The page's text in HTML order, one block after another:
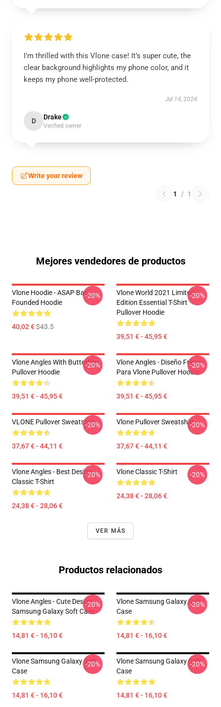
I’m thrilled with this Vlone case! It’s super cute, the
clear background highlights my phone color, and it
keeps my phone well-protected.
Jul 14, 2024
D Drake
Verified owner
Write your review
1 / 1
Mejores vendedores de productos
Vlone Hoodie - ASAP Bari
Founded Hoodie
40,02 €$43.5
-20%
Vlone World 2021 Limited
Edition Essential T-Shirt
Pullover Hoodie
39,51 € - 45,95 €
-20%
Vlone Angles With Butterflies
Pullover Hoodie
39,51 € - 45,95 €
-20%
Vlone Angles - Diseño Fresco
Para Vlone Pullover Hoodie
39,51 € - 45,95 €
-20%
VLONE Pullover Sweatshirt
37,67 € - 44,11 €
-20% Vlone Pullover Sweatshirt
37,67 € - 44,11 €
-20%
Vlone Angles - Best Design
Classic T-Shirt
24,38 € - 28,06 €
-20% Vlone Classic T-Shirt
24,38 € - 28,06 €
-20%
VER MÁS
Productos relacionados
Vlone Angles - Cute Design
Samsung Galaxy Soft Case
14,81 € - 16,10 €
-20%
Vlone Samsung Galaxy Soft
Case
14,81 € - 16,10 €
-20%
Vlone Samsung Galaxy Soft
Case
14,81 € - 16,10 €
-20%
Vlone Samsung Galaxy Soft
Case
14,81 € - 16,10 €
-20%